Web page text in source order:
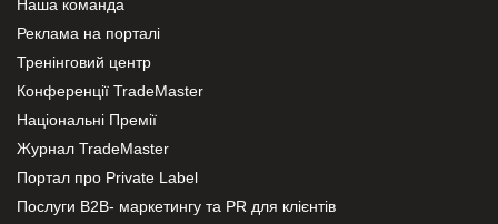
Наша команда
Реклама на порталі
Тренінговий центр
Конференції TradeMaster
Національні Премії
Журнал TradeMaster
Портал про Private Label
Послуги В2В- маркетингу та PR для клієнтів